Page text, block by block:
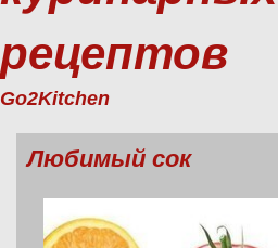
рецептов
Go2Kitchen
Любимый сок